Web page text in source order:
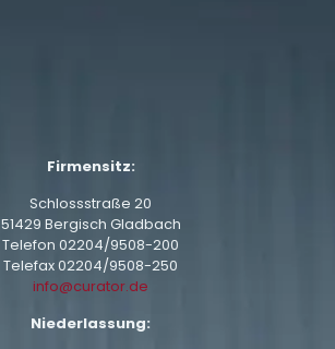
Firmensitz:
Schlossstraße 20
51429 Bergisch Gladbach
Telefon 02204/9508-200
Telefax 02204/9508-250
info@curator.de
Niederlassung: